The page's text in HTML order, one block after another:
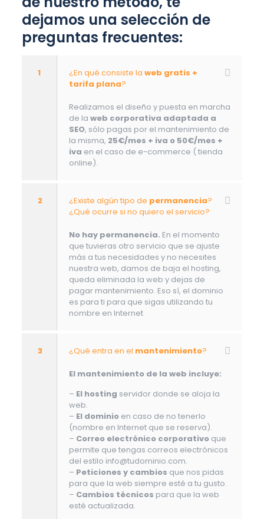
dejamos una selección de
preguntas frecuentes:
1 ¿En qué consiste la web gratis +
tarifa plana?
Realizamos el diseño y puesta en marcha
de la web corporativa adaptada a
SEO, sólo pagas por el mantenimiento de
la misma, 25€/mes + iva o 50€/mes +
iva en el caso de e-commerce ( tienda
online).
2 ¿Existe algún tipo de permanencia?
¿Qué ocurre si no quiero el servicio?
No hay permanencia. En el momento
que tuvieras otro servicio que se ajuste
más a tus necesidades y no necesites
nuestra web, damos de baja el hosting,
queda eliminada la web y dejas de
pagar mantenimiento. Eso sí, el dominio
es para ti para que sigas utilizando tu
nombre en Internet
3 ¿Qué entra en el mantenimiento?
El mantenimiento de la web incluye:
– El hosting servidor donde se aloja la
web.
– El dominioen caso de no tenerlo
(nombre en Internet que se reserva).
– Correo electrónico corporativoque
permite que tengas correos electrónicos
del estilo info@tudominio.com.
– Peticiones y cambios que nos pidas
para que la web siempre esté a tu gusto.
– Cambios técnicos para que la web
esté actualizada.